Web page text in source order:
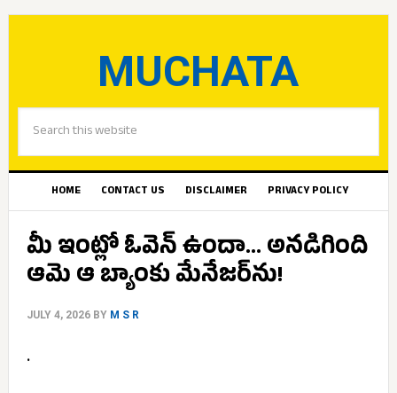
MUCHATA
HOME CONTACT US DISCLAIMER PRIVACY POLICY
మీ ఇంట్లో ఓవెన్ ఉందా… అనడిగింది
ఆమె ఆ బ్యాంకు మేనేజర్‌ను!
JULY 4, 2026BY M S R
.